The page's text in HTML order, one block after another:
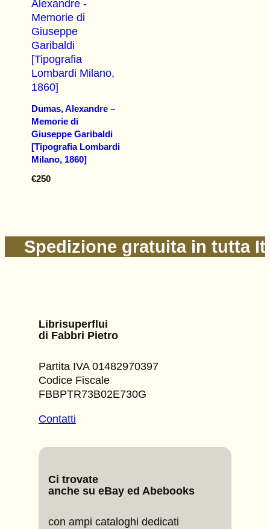
Dumas, Alexandre –
Memorie di
Giuseppe Garibaldi
[Tipografia Lombardi
Milano, 1860]
€250
Spedizione gratuita in tutta
Librisuperflui
di Fabbri Pietro
Partita IVA 01482970397
Codice Fiscale
FBBPTR73B02E730G
Contatti
Ci trovate
anche su eBay ed Abebooks
con ampi cataloghi dedicati